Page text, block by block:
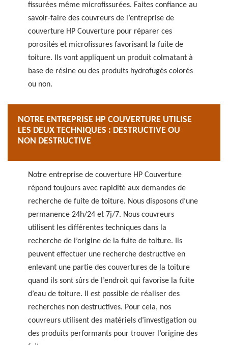
fissurées même microfissurées. Faites confiance au
savoir-faire des couvreurs de l’entreprise de
couverture HP Couverture pour réparer ces
porosités et microfissures favorisant la fuite de
toiture. Ils vont appliquent un produit colmatant à
base de résine ou des produits hydrofugés colorés
ou non.
NOTRE ENTREPRISE HP COUVERTURE UTILISE
LES DEUX TECHNIQUES : DESTRUCTIVE OU
NON DESTRUCTIVE
Notre entreprise de couverture HP Couverture
répond toujours avec rapidité aux demandes de
recherche de fuite de toiture. Nous disposons d’une
permanence 24h/24 et 7j/7. Nous couvreurs
utilisent les différentes techniques dans la
recherche de l’origine de la fuite de toiture. Ils
peuvent effectuer une recherche destructive en
enlevant une partie des couvertures de la toiture
quand ils sont sûrs de l’endroit qui favorise la fuite
d’eau de toiture. Il est possible de réaliser des
recherches non destructives. Pour cela, nos
couvreurs utilisent des matériels d’investigation ou
des produits performants pour trouver l’origine des